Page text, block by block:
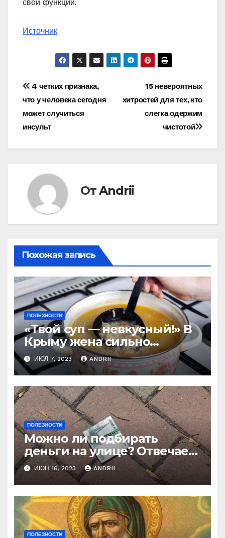
свои функции.
Источник
Навигация
по
записям
15 невероятных
хитростей для тех, кто
слегка одержим
чистотой
4 четких признака,
что у человека сегодня
может случиться
инсульт
ОтAndrii
Похожая запись
ПОЛЕЗНОСТИ
«Твой суп — невкусный!» В
Крыму жена сильно
наказала мужа за
нелестный отзыв о её
стряпне
ИЮЛ 7, 2023 ANDRII
ПОЛЕЗНОСТИ
Можно ли подбирать
деньги на улице? Отвечает
батюшка
ИЮН 16, 2023 ANDRII
ПОЛЕЗНОСТИ